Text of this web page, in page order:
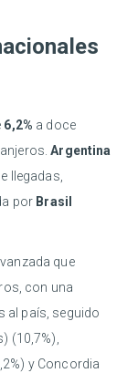
6,2% a doce
Argentina
llegadas,
por Brasil
que
con una
al país, seguido
(10,7%),
y Concordia